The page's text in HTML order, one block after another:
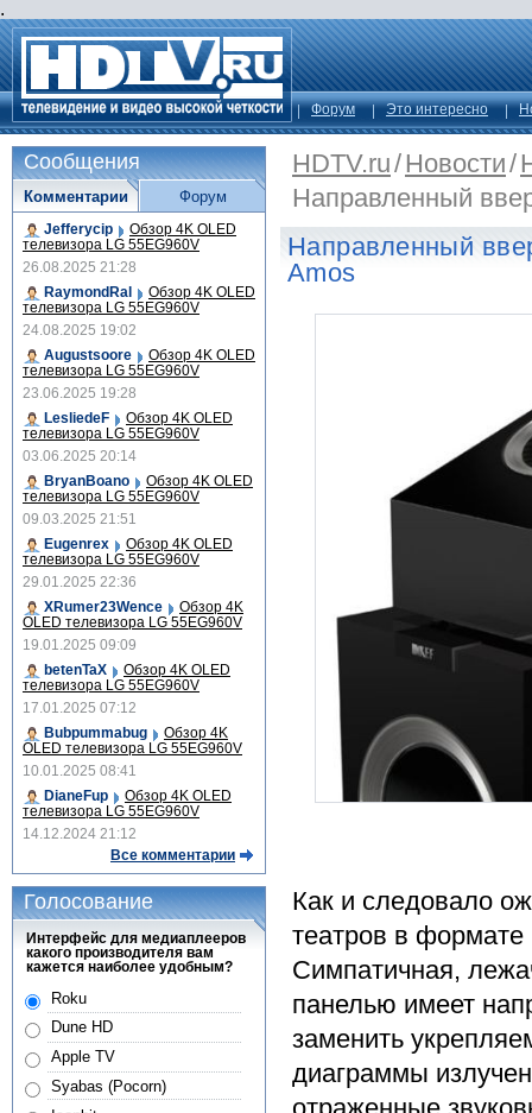
.
Форум Это интересно
HDTV.ru/Новости/
Направленный
Направленный
Amos
Как и следовало
театров в формате
Симпатичная,
панелью имеет
заменить
диаграммы
Сообщения
Комментарии
Jefferycip Обзор 4K OLED
телевизора LG 55EG960V
26.08.2025 21:28
RaymondRal
Обзор 4K OLED
телевизора LG 55EG960V
24.08.2025 19:02
Augustsoore
Обзор 4K OLED
телевизора LG 55EG960V
23.06.2025 19:28
LesliedeF
Обзор 4K OLED
телевизора LG 55EG960V
03.06.2025 20:14
BryanBoano
Обзор 4K OLED
телевизора LG 55EG960V
09.03.2025 21:51
Eugenrex
Обзор 4K OLED
телевизора LG 55EG960V
29.01.2025 22:36
XRumer23Wence
Обзор 4K
OLED телевизора LG 55EG960V
19.01.2025 09:09
betenTaX
Обзор 4K OLED
телевизора LG 55EG960V
17.01.2025 07:12
Bubpummabug
Обзор 4K
OLED телевизора LG 55EG960V
10.01.2025 08:41
DianeFup
Обзор 4K OLED
телевизора LG 55EG960V
14.12.2024 21:12
Все комментарии
Форум
Голосование
Интерфейс для медиаплееров
какого производителя вам
кажется наиболее удобным?
Roku
Dune HD
Apple TV
Syabas (Pocorn)